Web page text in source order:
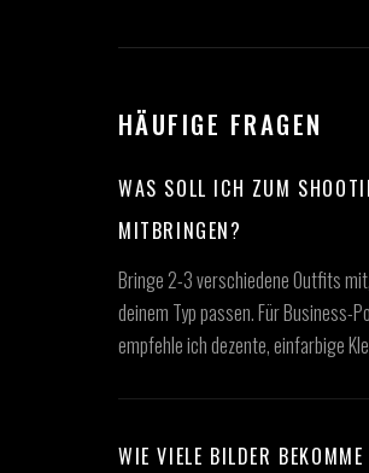
HÄUFIGE FRAGEN
WAS SOLL ICH ZUM
MITBRINGEN?
Bringe 2-3 verschiedene Outfits
deinem Typ passen. Für Business-
empfehle ich dezente, einfarbige
WIE VIELE BILDER